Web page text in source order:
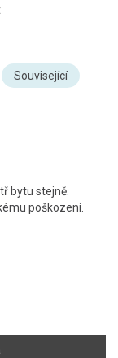
Související
bytu stejně.
poškození.